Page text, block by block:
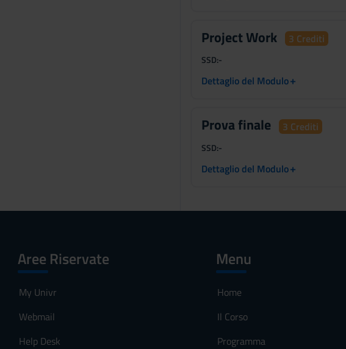
Project Work 3 Crediti
SSD:-
Dettaglio del Modulo+
Prova finale 3 Crediti
SSD:-
Dettaglio del Modulo+
Aree Riservate
My Univr
Webmail
Help Desk
Menu
Home
Il Corso
Programma